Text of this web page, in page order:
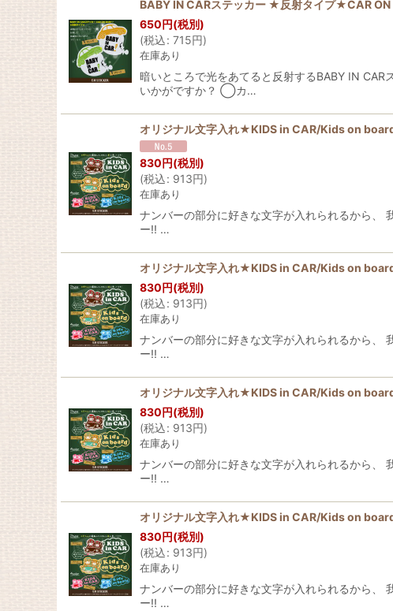
BABY IN CARステッカー ★反射タイプ★CAR ON
650円(税別)
(税込: 715円)
在庫あり
暗いところで光をあてると反射するBABY IN
いかがですか？ ◯カ…
オリジナル文字入れ★KIDS in CAR/Kids on board
830円(税別)
(税込: 913円)
在庫あり
ナンバーの部分に好きな文字が入れられるから、
ー!! …
オリジナル文字入れ★KIDS in CAR/Kids on board
830円(税別)
(税込: 913円)
在庫あり
ナンバーの部分に好きな文字が入れられるから、
ー!! …
オリジナル文字入れ★KIDS in CAR/Kids on board
830円(税別)
(税込: 913円)
在庫あり
ナンバーの部分に好きな文字が入れられるから、
ー!! …
オリジナル文字入れ★KIDS in CAR/Kids on board
830円(税別)
(税込: 913円)
在庫あり
ナンバーの部分に好きな文字が入れられるから、
ー!! …